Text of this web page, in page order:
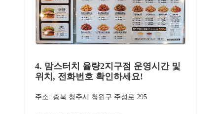
4. 맘스터치 율량2지구점 운영시간 및
위치, 전화번호 확인하세요!
주소: 충북 청주시 청원구 주성로 295